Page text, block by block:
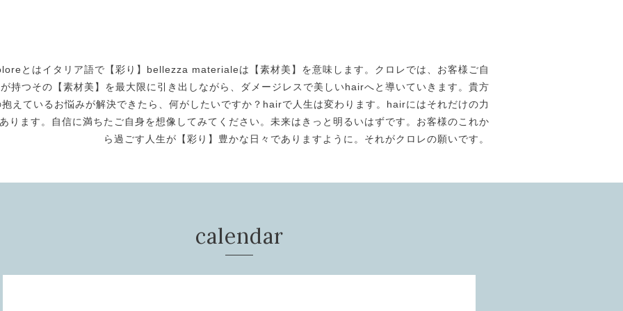
とはイタリア語で【彩り】bellezza materialeは【素材美】を意味します。クロレでは、お客様ご自
持つその【素材美】を最大限に引き出しながら、ダメージレスで美しいhairへと導いていきます。貴方
抱えているお悩みが解決できたら、何がしたいですか？hairで人生は変わります。hairにはそれだけの力
ります。自信に満ちたご自身を想像してみてください。未来はきっと明るいはずです。お客様のこれか
ら過ごす人生が【彩り】豊かな日々でありますように。それがクロレの願いです。
calendar